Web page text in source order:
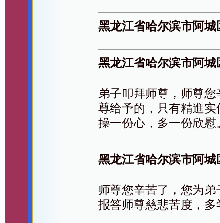
黑龙江省哈尔滨市阿
黑龙江省哈尔滨市阿
弟子叩拜师尊，师尊
尊给予的，只有精進
操一份心，多一份欣慰
黑龙江省哈尔滨市阿
师尊您辛苦了，您为
报答师尊慈悲苦度，